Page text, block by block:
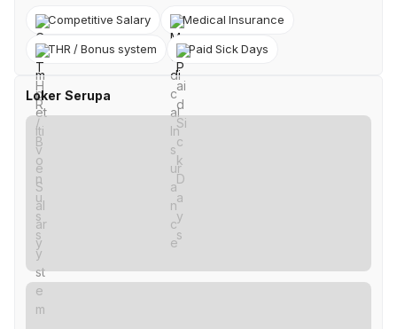
Competitive Salary Medical Insurance
THR / Bonus system Paid Sick Days
Loker Serupa